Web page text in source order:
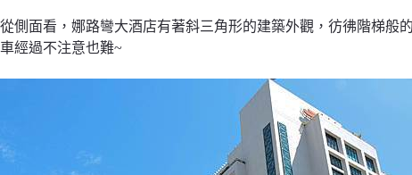
從側面看，娜路彎大酒店有著斜三角形的建築外觀，彷彿階梯般
車經過不注意也難~